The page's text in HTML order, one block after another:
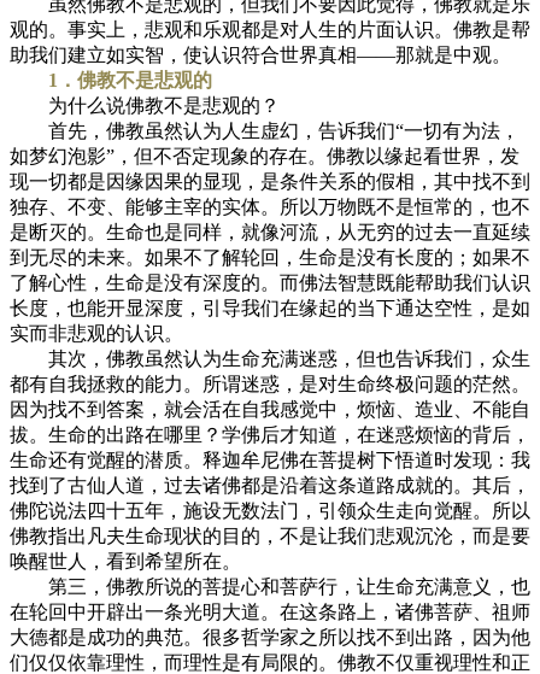
观的。事实上，悲观和乐观都是对人生的片面认识。佛教是帮
助我们建立如实智，使认识符合世界真相——那就是中观。
1．佛教不是悲观的
为什么说佛教不是悲观的？
首先，佛教虽然认为人生虚幻，告诉我们“一切有为法，
如梦幻泡影”，但不否定现象的存在。佛教以缘起看世界，发
现一切都是因缘因果的显现，是条件关系的假相，其中找不到
独存、不变、能够主宰的实体。所以万物既不是恒常的，也不
是断灭的。生命也是同样，就像河流，从无穷的过去一直延续
到无尽的未来。如果不了解轮回，生命是没有长度的；如果不
了解心性，生命是没有深度的。而佛法智慧既能帮助我们认识
长度，也能开显深度，引导我们在缘起的当下通达空性，是如
实而非悲观的认识。
其次，佛教虽然认为生命充满迷惑，但也告诉我们，众生
都有自我拯救的能力。所谓迷惑，是对生命终极问题的茫然。
因为找不到答案，就会活在自我感觉中，烦恼、造业、不能自
拔。生命的出路在哪里？学佛后才知道，在迷惑烦恼的背后，
生命还有觉醒的潜质。释迦牟尼佛在菩提树下悟道时发现：我
找到了古仙人道，过去诸佛都是沿着这条道路成就的。其后，
佛陀说法四十五年，施设无数法门，引领众生走向觉醒。所以
佛教指出凡夫生命现状的目的，不是让我们悲观沉沦，而是要
唤醒世人，看到希望所在。
第三，佛教所说的菩提心和菩萨行，让生命充满意义，也
在轮回中开辟出一条光明大道。在这条路上，诸佛菩萨、祖师
大德都是成功的典范。很多哲学家之所以找不到出路，因为他
们仅仅依靠理性，而理性是有局限的。佛教不仅重视理性和正